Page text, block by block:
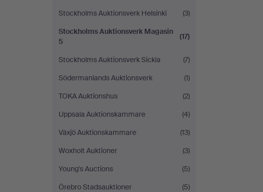
Stockholms Auktionsverk Helsinki
(3)
Stockholms Auktionsverk Magasin
5
(17)
Stockholms Auktionsverk Sickla
(7)
Södermanlands Auktionsverk
(1)
TOKA Auktionshus
(2)
Uppsala Auktionskammare
(4)
Växjö Auktionskammare
(13)
Woxholt Auktioner
(3)
Young's Auctions
(5)
Örebro Stadsauktioner
(5)